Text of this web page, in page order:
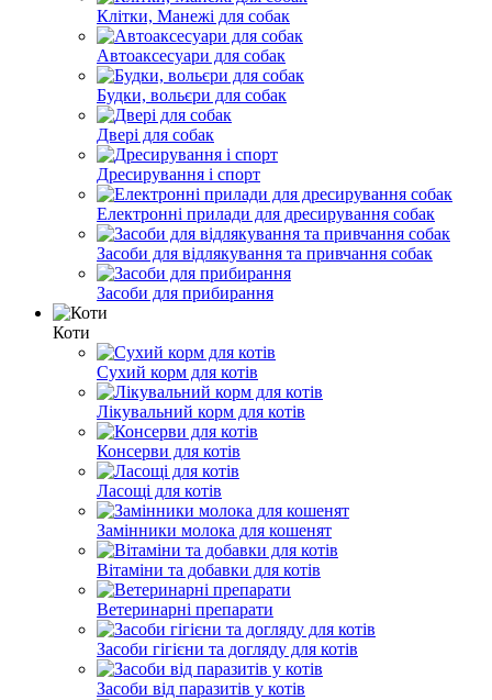
Клітки, Манежі для собак
Автоаксесуари для собак
Будки, вольєри для собак
Двері для собак
Дресирування і спорт
Електронні прилади для дресирування собак
Засоби для відлякування та привчання собак
Засоби для прибирання
Коти
Сухий корм для котів
Лікувальний корм для котів
Консерви для котів
Ласощі для котів
Замінники молока для кошенят
Вітаміни та добавки для котів
Ветеринарні препарати
Засоби гігієни та догляду для котів
Засоби від паразитів у котів